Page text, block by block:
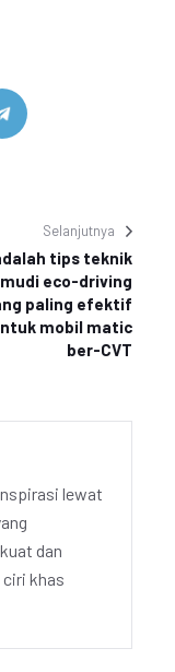
Selanjutnya
tips teknik
eco-driving
paling efektif
mobil matic
ber-CVT
lewat
dan
ciri khas